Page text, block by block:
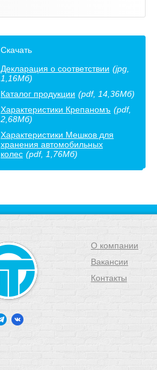
Скачать
Декларация о соответствии (jpg,
1,16Мб)
Каталог продукции (pdf, 14,36Мб)
Характеристики Крепаномъ (pdf,
2,68Мб)
Характеристики Мешков для
хранения автомобильных
колес (pdf, 1,76Мб)
О компании
Вакансии
Контакты